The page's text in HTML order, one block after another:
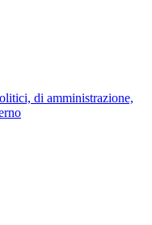
di amministrazione,